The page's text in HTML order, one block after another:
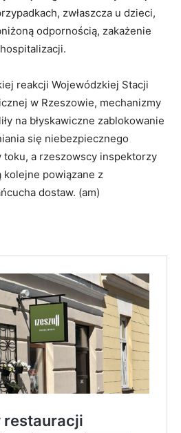
zwłaszcza u dzieci,
odpornością, zakażenie
reakcji Wojewódzkiej Stacji
w Rzeszowie, mechanizmy
na błyskawiczne zablokowanie
się niebezpiecznego
toku, a rzeszowscy inspektorzy
powiązane z
dostaw. (am)